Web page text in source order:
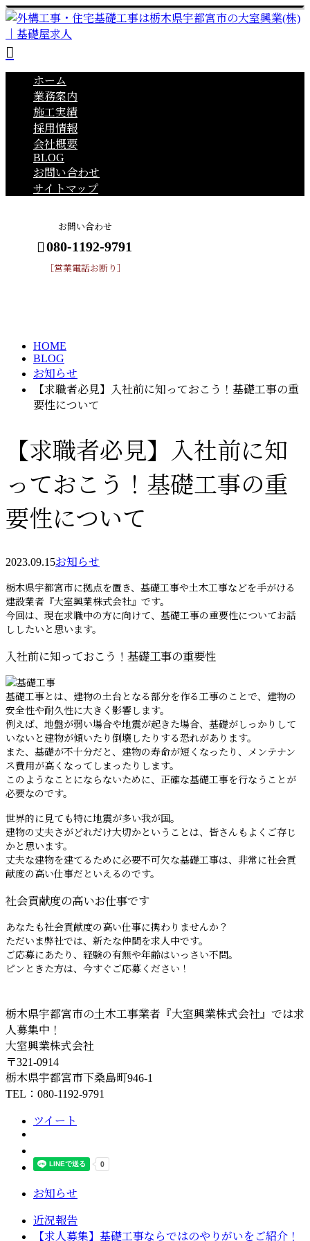
ホーム
業務案内
施工実績
採用情報
会社概要
BLOG
お問い合わせ
サイトマップ
お問い合わせ
080-1192-9791
［営業電話お断り］
HOME
BLOG
お知らせ
【求職者必見】入社前に知っておこう！基礎工事の重
要性について
【求職者必見】入社前に知
っておこう！基礎工事の重
要性について
2023.09.15お知らせ
栃木県宇都宮市に拠点を置き、基礎工事や土木工事などを手がける
建設業者『大室興業株式会社』です。
今回は、現在求職中の方に向けて、基礎工事の重要性についてお話
ししたいと思います。
入社前に知っておこう！基礎工事の重要性
基礎工事とは、建物の土台となる部分を作る工事のことで、建物の
安全性や耐久性に大きく影響します。
例えば、地盤が弱い場合や地震が起きた場合、基礎がしっかりして
いないと建物が傾いたり倒壊したりする恐れがあります。
また、基礎が不十分だと、建物の寿命が短くなったり、メンテナン
ス費用が高くなってしまったりします。
このようなことにならないために、正確な基礎工事を行なうことが
必要なのです。
世界的に見ても特に地震が多い我が国。
建物の丈夫さがどれだけ大切かということは、皆さんもよくご存じ
かと思います。
丈夫な建物を建てるために必要不可欠な基礎工事は、非常に社会貢
献度の高い仕事だといえるのです。
社会貢献度の高いお仕事です
あなたも社会貢献度の高い仕事に携わりませんか？
ただいま弊社では、新たな仲間を求人中です。
ご応募にあたり、経験の有無や年齢はいっさい不問。
ピンときた方は、今すぐご応募ください！
栃木県宇都宮市の土木工事業者『大室興業株式会社』では求
人募集中！
大室興業株式会社
〒321-0914
栃木県宇都宮市下桑島町946-1
TEL：080-1192-9791
ツイート
お知らせ
近況報告
【求人募集】基礎工事ならではのやりがいをご紹介！